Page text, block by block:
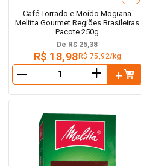
Café Torrado e Moído Mogiana
Melitta Gourmet Regiões Brasileiras
Pacote 250g
De R$ 25,38
R$ 18,98R$ 75,92/kg
＋
－